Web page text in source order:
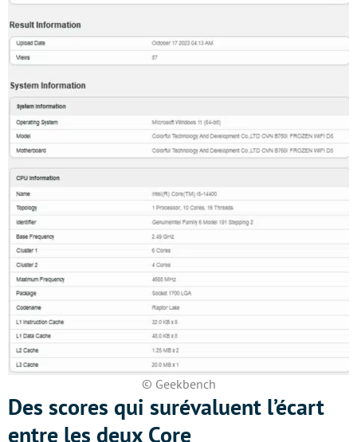
© Geekbench
Des scores qui surévaluent l’écart
entre les deux Core